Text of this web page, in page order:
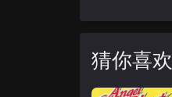
猜你喜欢